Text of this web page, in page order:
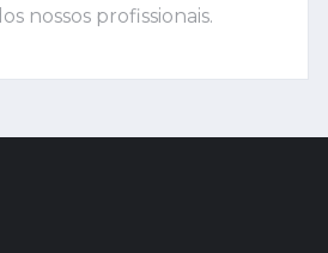
nossos profissionais.